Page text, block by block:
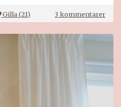
Gilla (21) 3 kommentarertill
jul